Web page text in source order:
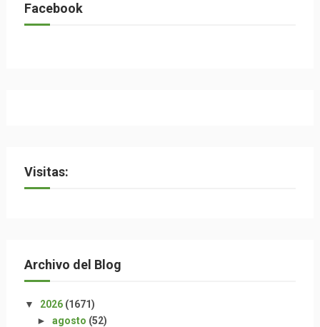
Facebook
Visitas:
Archivo del Blog
▼ 2026 (1671)
► agosto (52)